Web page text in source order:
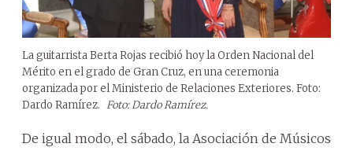
La guitarrista Berta Rojas recibió hoy la Orden Nacional del
Mérito en el grado de Gran Cruz, en una ceremonia
organizada por el Ministerio de Relaciones Exteriores. Foto:
Dardo Ramírez. Foto: Dardo Ramírez.
De igual modo, el sábado, la Asociación de Músicos